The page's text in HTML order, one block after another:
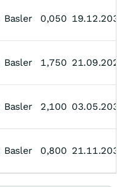
Basler 0,050
Basler 1,750
Basler 2,100
Basler 0,800